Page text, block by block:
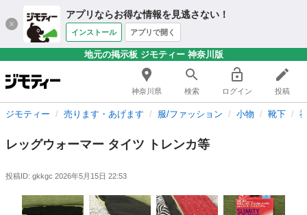
アプリならお得な情報を見逃さない！
インストール アプリで開く
地元の掲示板 ジモティー 神奈川版
神奈川県 検索 ログイン 投稿
ジモティー 売ります・あげます 服/ファッション 小物 靴下
レッグウォーマー タイツ トレンカ等
投稿ID: gkkgc 2026年5月15日 22:53